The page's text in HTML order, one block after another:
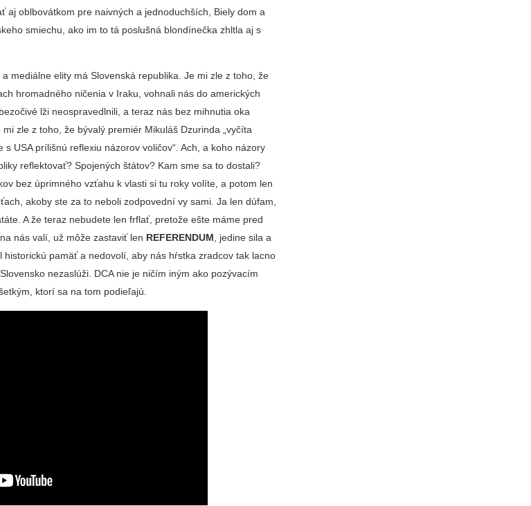
aj oblbovátkom pre naivných a jednoduchších, Biely dom a
smiechu, ako im to tá poslušná blondínečka zhltla aj s
mediálne elity má Slovenská republika. Je mi zle z toho, že
hromadného ničenia v Iraku, vohnali nás do amerických
lži neospravedlnili, a teraz nás bez mihnutia oka
zle z toho, že bývalý premiér Mikuláš Dzurinda „vyčíta
USA prílišnú reflexiu názorov voličov“. Ach, a koho názory
reflektovať? Spojených štátov? Kam sme sa to dostali?
bez úprimného vzťahu k vlasti si tu roky volíte, a potom len
akoby ste za to neboli zodpovední vy sami. Ja len dúfam,
A že teraz nebudete len frflať, pretože ešte máme pred
nás valí, už môže zastaviť len REFERENDUM, jedine sila a
pamäť a nedovolí, aby nás hŕstka zradcov tak lacno
nezaslúži. DCA nie je ničím iným ako pozývacím
ktorí sa na tom podieľajú.